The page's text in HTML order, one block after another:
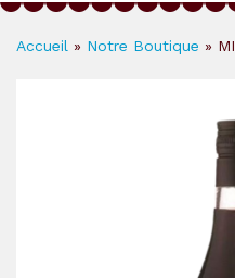
Accueil » Notre Boutique »